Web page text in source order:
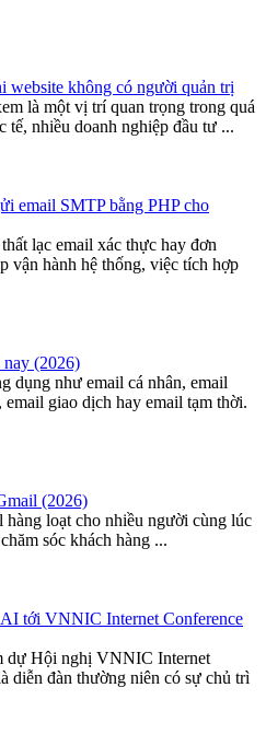
website không có người quản trị
là một vị trí quan trọng trong quá
tế, nhiều doanh nghiệp đầu tư ...
email SMTP bằng PHP cho
lạc email xác thực hay đơn
vận hành hệ thống, việc tích hợp
nay (2026)
dụng như email cá nhân, email
giao dịch hay email tạm thời.
(2026)
loạt cho nhiều người cùng lúc
sóc khách hàng ...
tới VNNIC Internet Conference
dự Hội nghị VNNIC Internet
diễn đàn thường niên có sự chủ trì